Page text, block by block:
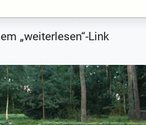
„weiterlesen“-Link